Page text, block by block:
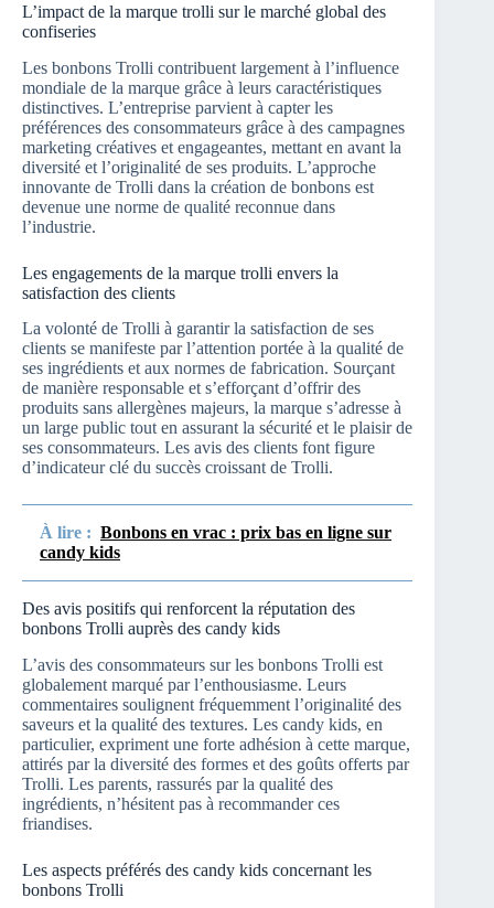
L’impact de la marque trolli sur le marché global des
confiseries
Les bonbons Trolli contribuent largement à l’influence
mondiale de la marque grâce à leurs caractéristiques
distinctives. L’entreprise parvient à capter les
préférences des consommateurs grâce à des campagnes
marketing créatives et engageantes, mettant en avant la
diversité et l’originalité de ses produits. L’approche
innovante de Trolli dans la création de bonbons est
devenue une norme de qualité reconnue dans
l’industrie.
Les engagements de la marque trolli envers la
satisfaction des clients
La volonté de Trolli à garantir la satisfaction de ses
clients se manifeste par l’attention portée à la qualité de
ses ingrédients et aux normes de fabrication. Sourçant
de manière responsable et s’efforçant d’offrir des
produits sans allergènes majeurs, la marque s’adresse à
un large public tout en assurant la sécurité et le plaisir de
ses consommateurs. Les avis des clients font figure
d’indicateur clé du succès croissant de Trolli.
À lire : Bonbons en vrac : prix bas en ligne sur
candy kids
Des avis positifs qui renforcent la réputation des
bonbons Trolli auprès des candy kids
L’avis des consommateurs sur les bonbons Trolli est
globalement marqué par l’enthousiasme. Leurs
commentaires soulignent fréquemment l’originalité des
saveurs et la qualité des textures. Les candy kids, en
particulier, expriment une forte adhésion à cette marque,
attirés par la diversité des formes et des goûts offerts par
Trolli. Les parents, rassurés par la qualité des
ingrédients, n’hésitent pas à recommander ces
friandises.
Les aspects préférés des candy kids concernant les
bonbons Trolli